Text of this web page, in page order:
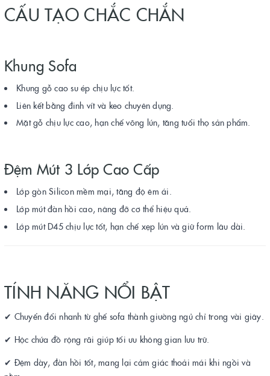
CẤU TẠO CHẮC CHẮN
Khung Sofa
Khung gỗ cao su ép chịu lực tốt.
Liên kết bằng đinh vít và keo chuyên dụng.
Mặt gỗ chịu lực cao, hạn chế võng lún, tăng tuổi thọ sản phẩm.
Đệm Mút 3 Lớp Cao Cấp
Lớp gòn Silicon mềm mại, tăng độ êm ái.
Lớp mút đàn hồi cao, nâng đỡ cơ thể hiệu quả.
Lớp mút D45 chịu lực tốt, hạn chế xẹp lún và giữ form lâu dài.
TÍNH NĂNG NỔI BẬT
✔ Chuyển đổi nhanh từ ghế sofa thành giường ngủ chỉ trong vài giây.
✔ Hộc chứa đồ rộng rãi giúp tối ưu không gian lưu trữ.
✔ Đệm dày, đàn hồi tốt, mang lại cảm giác thoải mái khi ngồi và